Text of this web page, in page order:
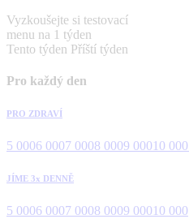
Vyzkoušejte si testovací
menu na 1 týden
Tento týden Příští týden
Pro každý den
PRO ZDRAVÍ
5 0006 0007 0008 0009 00010 000
JÍME 3x DENNĚ
5 0006 0007 0008 0009 00010 000